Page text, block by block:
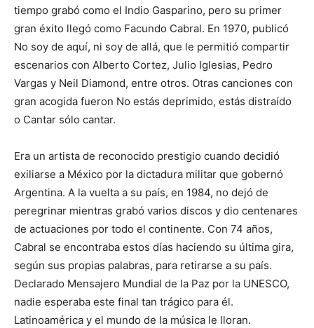
tiempo grabó como el Indio Gasparino, pero su primer
gran éxito llegó como Facundo Cabral. En 1970, publicó
No soy de aquí, ni soy de allá, que le permitió compartir
escenarios con Alberto Cortez, Julio Iglesias, Pedro
Vargas y Neil Diamond, entre otros. Otras canciones con
gran acogida fueron No estás deprimido, estás distraído
o Cantar sólo cantar.
Era un artista de reconocido prestigio cuando decidió
exiliarse a México por la dictadura militar que gobernó
Argentina. A la vuelta a su país, en 1984, no dejó de
peregrinar mientras grabó varios discos y dio centenares
de actuaciones por todo el continente. Con 74 años,
Cabral se encontraba estos días haciendo su última gira,
según sus propias palabras, para retirarse a su país.
Declarado Mensajero Mundial de la Paz por la UNESCO,
nadie esperaba este final tan trágico para él.
Latinoamérica y el mundo de la música le lloran.